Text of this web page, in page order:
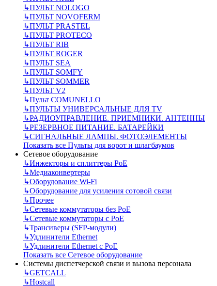
↳ПУЛЬТ NOLOGO
↳ПУЛЬТ NOVOFERM
↳ПУЛЬТ PRASTEL
↳ПУЛЬТ PROTECO
↳ПУЛЬТ RIB
↳ПУЛЬТ ROGER
↳ПУЛЬТ SEA
↳ПУЛЬТ SOMFY
↳ПУЛЬТ SOMMER
↳ПУЛЬТ V2
↳Пульт СOMUNELLO
↳ПУЛЬТЫ УНИВЕРСАЛЬНЫЕ ДЛЯ TV
↳РАДИОУПРАВЛЕНИЕ. ПРИЕМНИКИ. АНТЕННЫ
↳РЕЗЕРВНОЕ ПИТАНИЕ. БАТАРЕЙКИ
↳СИГНАЛЬНЫЕ ЛАМПЫ. ФОТОЭЛЕМЕНТЫ
Показать все Пульты для ворот и шлагбаумов
Сетевое оборудование
↳Инжекторы и сплиттеры РоЕ
↳Медиаконвертеры
↳Оборудование Wi-Fi
↳Оборудование для усиления сотовой связи
↳Прочее
↳Сетевые коммутаторы без РоЕ
↳Сетевые коммутаторы с РоЕ
↳Трансиверы (SFP-модули)
↳Удлинители Ethernet
↳Удлинители Ethernet с PoE
Показать все Сетевое оборудование
Системы диспетчерской связи и вызова персонала
↳GETCALL
↳Hostcall